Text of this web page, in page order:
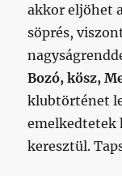
akkor eljöhet
söprés,
Bozó, kösz,
klubtörténet
emelkedtetek
keresztül.